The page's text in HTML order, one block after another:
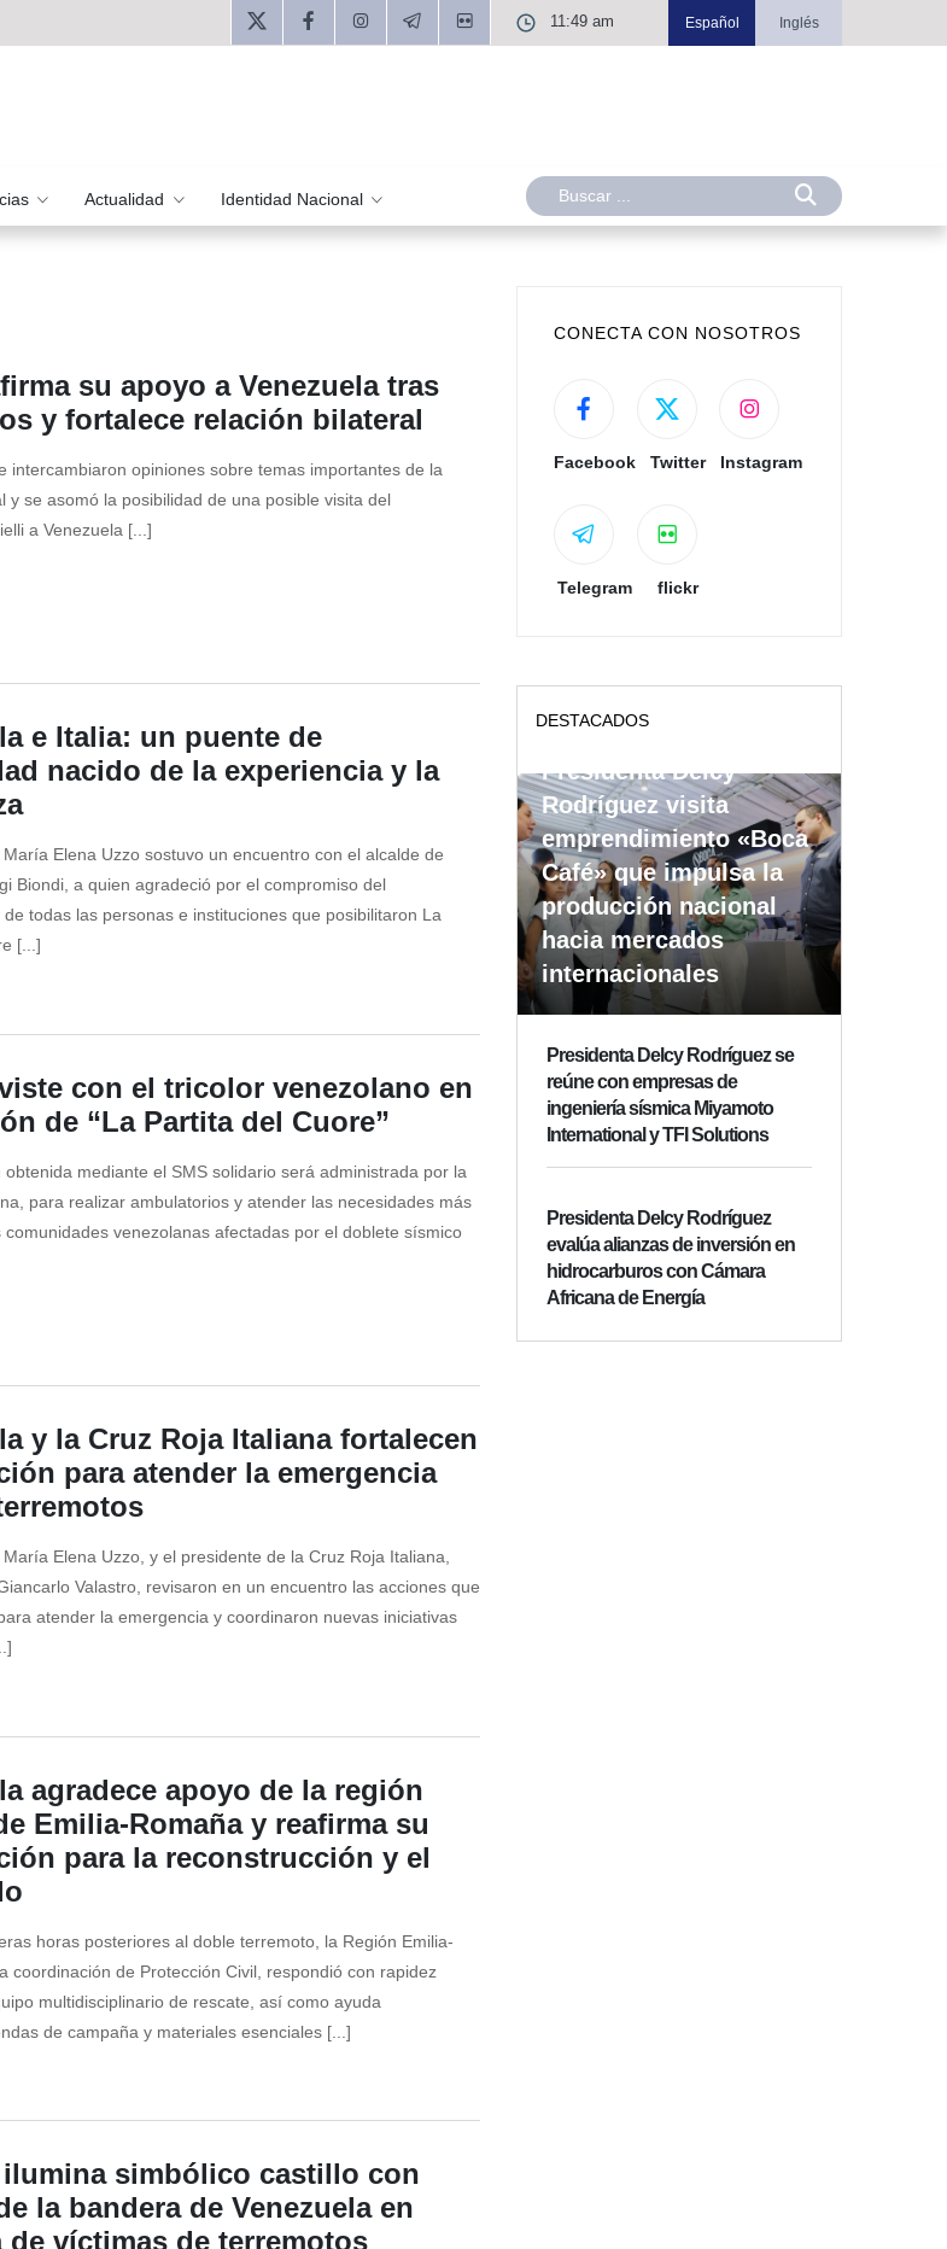
11:49 am Español Inglés
Actualidad Identidad Nacional
su apoyo a Venezuela tras
y fortalece relación bilateral
intercambiaron opiniones sobre temas importantes de la
y se asomó la posibilidad de una posible visita del
a Venezuela [...]
e Italia: un puente de
nacido de la experiencia y la
Elena Uzzo sostuvo un encuentro con el alcalde de
Biondi, a quien agradeció por el compromiso del
todas las personas e instituciones que posibilitaron La
[...]
con el tricolor venezolano en
de “La Partita del Cuore”
obtenida mediante el SMS solidario será administrada por la
para realizar ambulatorios y atender las necesidades más
comunidades venezolanas afectadas por el doblete sísmico
y la Cruz Roja Italiana fortalecen
para atender la emergencia
Elena Uzzo, y el presidente de la Cruz Roja Italiana,
Valastro, revisaron en un encuentro las acciones que
atender la emergencia y coordinaron nuevas iniciativas
agradece apoyo de la región
Emilia-Romaña y reafirma su
para la reconstrucción y el
horas posteriores al doble terremoto, la Región Emilia-
coordinación de Protección Civil, respondió con rapidez
multidisciplinario de rescate, así como ayuda
de campaña y materiales esenciales [...]
ilumina simbólico castillo con
la bandera de Venezuela en
de víctimas de terremotos
CONECTA CON NOSOTROS
Facebook Twitter Instagram
Telegram flickr
DESTACADOS
Presidenta Delcy
Rodríguez visita
emprendimiento «Boca
Café» que impulsa la
producción nacional
hacia mercados
internacionales
Presidenta Delcy Rodríguez se
reúne con empresas de
ingeniería sísmica Miyamoto
International y TFI Solutions
Presidenta Delcy Rodríguez
evalúa alianzas de inversión en
hidrocarburos con Cámara
Africana de Energía